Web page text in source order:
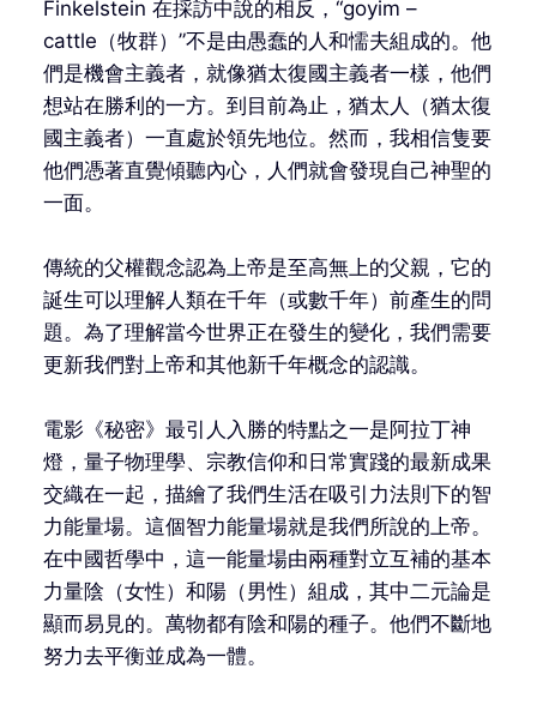
Finkelstein 在採訪中說的相反，“goyim –
cattle（牧群）”不是由愚蠢的人和懦夫組成的。他
們是機會主義者，就像猶太復國主義者一樣，他們
想站在勝利的一方。到目前為止，猶太人（猶太復
國主義者）一直處於領先地位。然而，我相信隻要
他們憑著直覺傾聽內心，人們就會發現自己神聖的
一面。
傳統的父權觀念認為上帝是至高無上的父親，它的
誕生可以理解人類在千年（或數千年）前產生的問
題。為了理解當今世界正在發生的變化，我們需要
更新我們對上帝和其他新千年概念的認識。
電影《秘密》最引人入勝的特點之一是阿拉丁神
燈，量子物理學、宗教信仰和日常實踐的最新成果
交織在一起，描繪了我們生活在吸引力法則下的智
力能量場。這個智力能量場就是我們所說的上帝。
在中國哲學中，這一能量場由兩種對立互補的基本
力量陰（女性）和陽（男性）組成，其中二元論是
顯而易見的。萬物都有陰和陽的種子。他們不斷地
努力去平衡並成為一體。